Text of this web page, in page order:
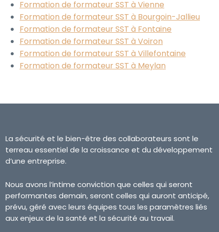
Formation de formateur SST à Vienne
Formation de formateur SST à Bourgoin-Jallieu
Formation de formateur SST à Fontaine
Formation de formateur SST à Voiron
Formation de formateur SST à Villefontaine
Formation de formateur SST à Meylan
La sécurité et le bien-être des collaborateurs sont le
terreau essentiel de la croissance et du développement
d’une entreprise.
Nous avons l’intime conviction que celles qui seront
performantes demain, seront celles qui auront anticipé,
prévu, géré avec leurs équipes tous les paramètres liés
aux enjeux de la santé et la sécurité au travail.